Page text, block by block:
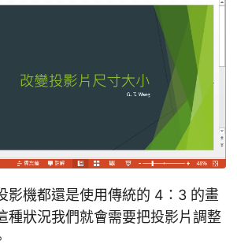
影機都還是使用傳統的 4：3 的畫
種狀況我們就會需要把投影片調整